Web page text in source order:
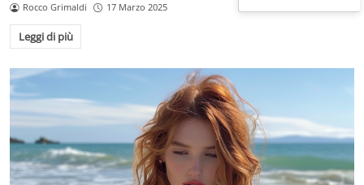
Rocco Grimaldi 17 Marzo 2025
Leggi di più